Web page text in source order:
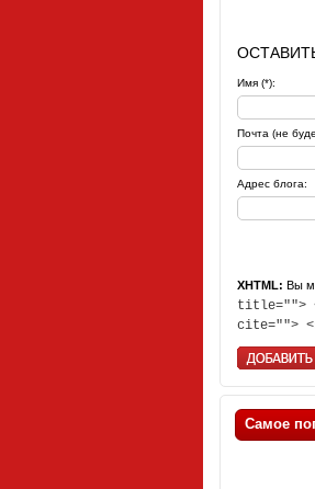
Имя (*):
Почта (не
Адрес блога:
XHTML: Вы
title="">
cite="">
Самое